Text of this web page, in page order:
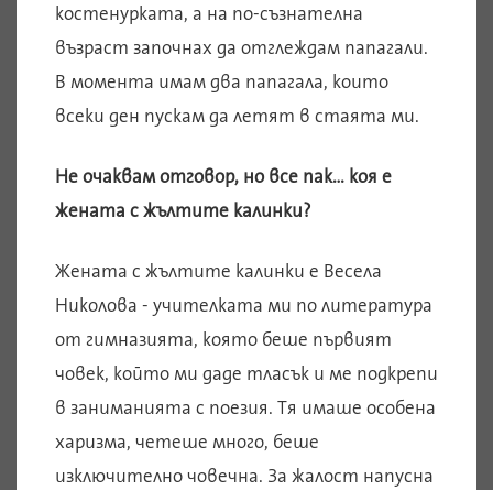
костенурката, а на по-съзнателна
възраст започнах да отглеждам папагали.
В момента имам два папагала, които
всеки ден пускам да летят в стаята ми.
Не очаквам отговор, но все пак… коя е
жената с жълтите калинки?
Жената с жълтите калинки е Весела
Николова - учителката ми по литература
от гимназията, която беше първият
човек, който ми даде тласък и ме подкрепи
в заниманията с поезия. Тя имаше особена
харизма, четеше много, беше
изключително човечна. За жалост напусна